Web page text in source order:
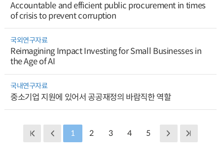
Accountable and efficient public procurement in times
of crisis to prevent corruption
국외연구자료
Reimagining Impact Investing for Small Businesses in
the Age of AI
국내연구자료
중소기업 지원에 있어서 공공재정의 바람직한 역할
1 2 3 4 5